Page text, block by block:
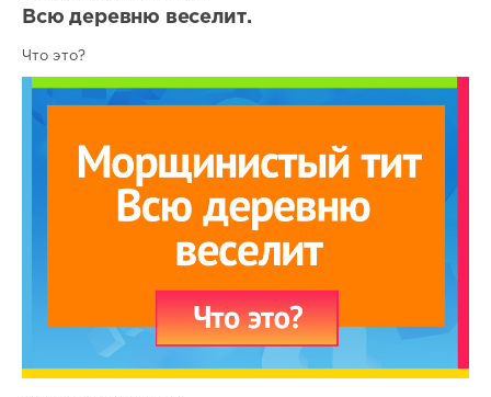
Всю деревню веселит.
Что это?